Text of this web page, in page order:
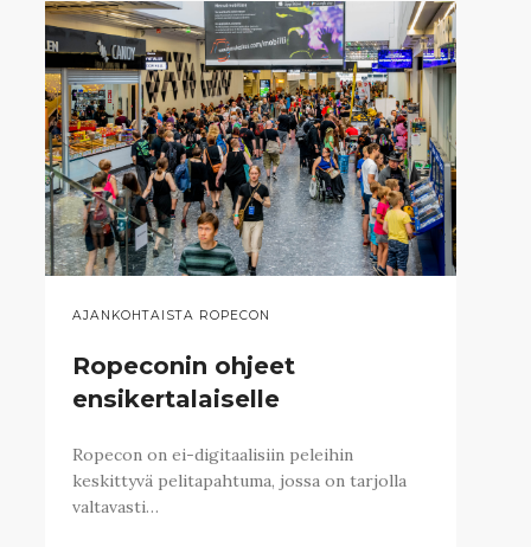
AJANKOHTAISTA ROPECON
Ropeconin ohjeet
ensikertalaiselle
Ropecon on ei-digitaalisiin peleihin
keskittyvä pelitapahtuma, jossa on tarjolla
valtavasti…